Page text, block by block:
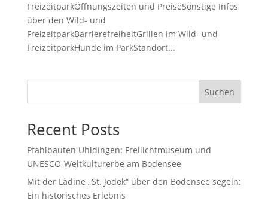
FreizeitparkÖffnungszeiten und PreiseSonstige Infos
über den Wild- und
FreizeitparkBarrierefreiheitGrillen im Wild- und
FreizeitparkHunde im ParkStandort...
Suchen
Recent Posts
Pfahlbauten Uhldingen: Freilichtmuseum und
UNESCO-Weltkulturerbe am Bodensee
Mit der Lädine „St. Jodok“ über den Bodensee segeln:
Ein historisches Erlebnis